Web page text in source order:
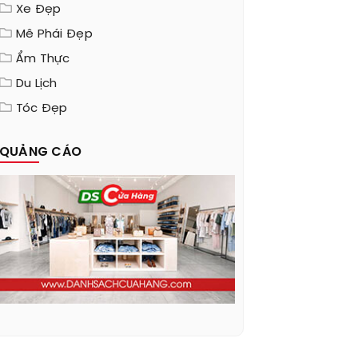
Xe Đẹp
Mê Phái Đẹp
Ẩm Thực
Du Lịch
Tóc Đẹp
CÁO